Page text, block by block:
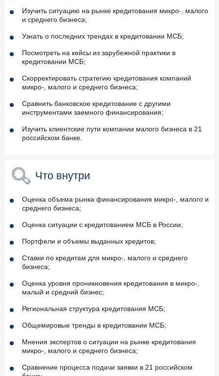
Изучить ситуацию на рынке кредитования микро-, малого
и среднего бизнеса;
Узнать о последних трендах в кредитовании МСБ;
Посмотреть на кейсы из зарубежной практики в
кредитовании МСБ;
Скорректировать стратегию кредитования компаний
микро-, малого и среднего бизнеса;
Сравнить банковское кредитование с другими
инструментами заемного финансирования;
Изучить клиентские пути компании малого бизнеса в 21
российском банке.
Что внутри
Оценка объема рынка финансирования микро-, малого и
среднего бизнеса;
Оценка ситуации с кредитованием МСБ в России;
Портфели и объемы выданных кредитов;
Ставки по кредитам для микро-, малого и среднего
бизнеса;
Оценка уровня проникновения кредитования в микро-,
малый и средний бизнес;
Региональная структура кредитования МСБ;
Общемировые тренды в кредитовании МСБ;
Мнения экспертов о ситуации на рынке кредитования
микро-, малого и среднего бизнеса;
Сравнение процесса подачи заявки в 21 российском